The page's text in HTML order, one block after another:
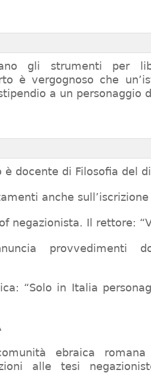
gli strumenti per
è vergognoso che
a un personaggio
è docente di Filosofia del
anche
negazionista. Il rettore:
provvedimenti
“Solo in Italia
ebraica
alle tesi